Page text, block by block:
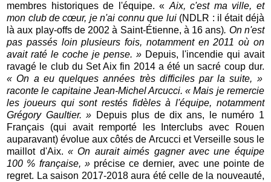
membres historiques de l'équipe. « Aix, c'est ma ville, et
mon club de cœur, je n'ai connu que lui (NDLR : il était déjà
là aux play-offs de 2002 à Saint-Étienne, à 16 ans). On n'est
pas passés loin plusieurs fois, notamment en 2011 où on
avait raté le coche je pense. » Depuis, l'incendie qui avait
ravagé le club du Set Aix fin 2014 a été un sacré coup dur.
«On a eu quelques années très difficiles par la suite, »
raconte le capitaine Jean-Michel Arcucci. «Mais je remercie
les joueurs qui sont restés fidèles à l'équipe, notamment
Grégory Gaultier. » Depuis plus de dix ans, le numéro 1
Français (qui avait remporté les Interclubs avec Rouen
auparavant) évolue aux côtés de Arcucci et Verseille sous le
maillot d'Aix. «On aurait aimés gagner avec une équipe
100 % française, » précise ce dernier, avec une pointe de
regret. La saison 2017-2018 aura été celle de la nouveauté,